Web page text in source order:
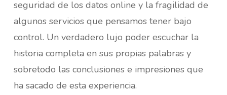
seguridad de los datos online y la fragilidad de
algunos servicios que pensamos tener bajo
control. Un verdadero lujo poder escuchar la
historia completa en sus propias palabras y
sobretodo las conclusiones e impresiones que
ha sacado de esta experiencia.